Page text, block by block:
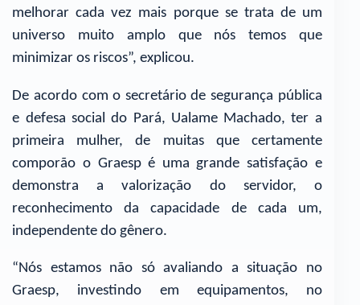
melhorar cada vez mais porque se trata de um
universo muito amplo que nós temos que
minimizar os riscos”, explicou.
De acordo com o secretário de segurança pública
e defesa social do Pará, Ualame Machado, ter a
primeira mulher, de muitas que certamente
comporão o Graesp é uma grande satisfação e
demonstra a valorização do servidor, o
reconhecimento da capacidade de cada um,
independente do gênero.
“Nós estamos não só avaliando a situação no
Graesp, investindo em equipamentos, no